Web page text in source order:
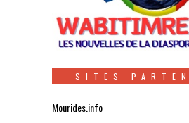
SITES
Mourides.info